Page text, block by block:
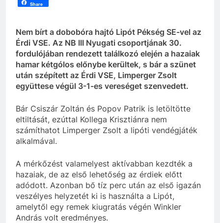
Share
Nem bírt a dobobóra hajtó Lipót Pékség SE-vel az
Érdi VSE. Az NB III Nyugati csoportjának 30.
fordulójában rendezett találkozó elején a hazaiak
hamar kétgólos előnybe kerültek, s bár a szünet
után szépített az Érdi VSE, Limperger Zsolt
együttese végül 3-1-es vereséget szenvedett.
Bár Csiszár Zoltán és Popov Patrik is letöltötte
eltiltását, ezúttal Kollega Krisztiánra nem
számíthatot Limperger Zsolt a lipóti vendégjáték
alkalmával.
A mérkőzést valamelyest aktívabban kezdték a
hazaiak, de az első lehetőség az érdiek előtt
adódott. Azonban bő tíz perc után az első igazán
veszélyes helyzetét ki is használta a Lipót,
amelytől egy remek kiugratás végén Winkler
András volt eredményes.